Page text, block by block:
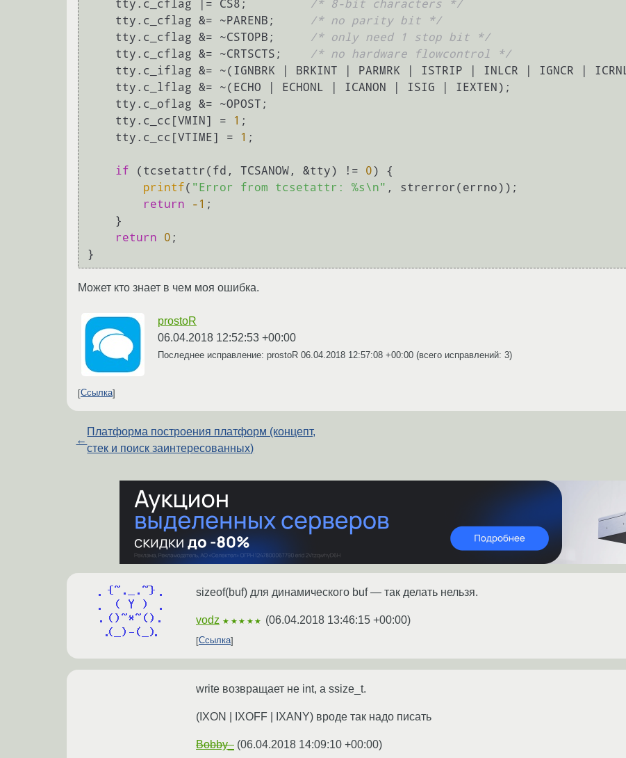
    tty.c_cflag |= CS8;
/* 8-bit characters */
    tty.c_cflag &= ~PARENB;
/* no parity bit */
    tty.c_cflag &= ~CSTOPB;
/* only need 1 stop bit */
    tty.c_cflag &= ~CRTSCTS;
/* no hardware flowcontrol */
    tty.c_cc[VMIN] =
1 ;
    tty.c_cc[VTIME] =
1 ;
if (tcsetattr(fd, TCSANOW, &tty) != 0) {
printf( "Error from tcsetattr: %s\n" , strerror(errno));
return
-1 ;
return
0 ;
Может кто знает в чем моя ошибка.
prostoR
06.04.2018 12:52:53 +00:00
Последнее исправление: prostoR 06.04.2018 12:57:08 +00:00 (всего исправлений: 3)
Ссылка
←
Платформа построения платформ (концепт,
стек и поиск заинтересованных)
sizeof(buf) для динамического buf — так делать нельзя.
vodz ★★★★★ (06.04.2018 13:46:15 +00:00)
Ссылка
write возвращает не int, а ssize_t.
(IXON | IXOFF | IXANY) вроде так надо писать
Bobby_ (06.04.2018 14:09:10 +00:00)